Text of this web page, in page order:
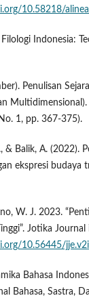
10.58218/
Indonesia:
Penulisan
1, pp. 367-375).
& Balik, A. (2022).
ekspresi budaya
W. J. 2023.
Jotika
10.56445/
Bahasa
Bahasa, Sastra,